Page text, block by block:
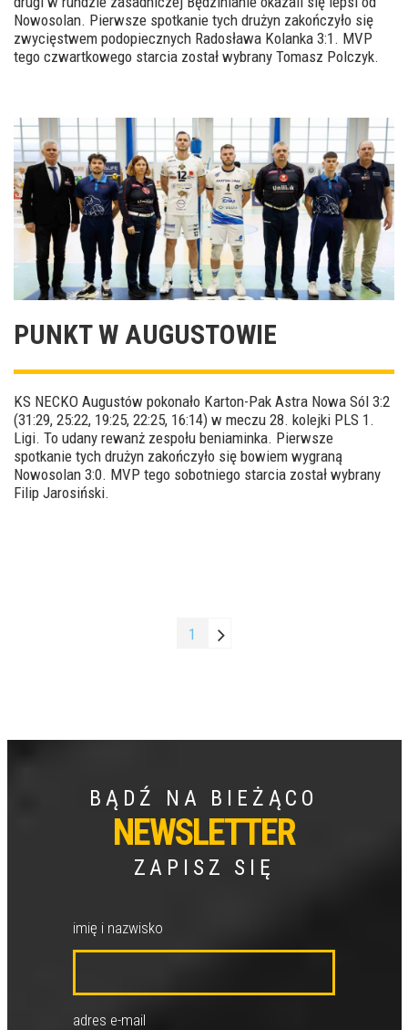
Nowosolan. Pierwsze spotkanie tych drużyn zakończyło się
zwycięstwem podopiecznych Radosława Kolanka 3:1. MVP
tego czwartkowego starcia został wybrany Tomasz Polczyk.
PUNKT W AUGUSTOWIE
KS NECKO Augustów pokonało Karton-Pak Astra Nowa Sól 3:2
(31:29, 25:22, 19:25, 22:25, 16:14) w meczu 28. kolejki PLS 1.
Ligi. To udany rewanż zespołu beniaminka. Pierwsze
spotkanie tych drużyn zakończyło się bowiem wygraną
Nowosolan 3:0. MVP tego sobotniego starcia został wybrany
Filip Jarosiński.
1
BĄDŹ NA BIEŻĄCO
NEWSLETTER
ZAPISZ SIĘ
imię i nazwisko
adres e-mail